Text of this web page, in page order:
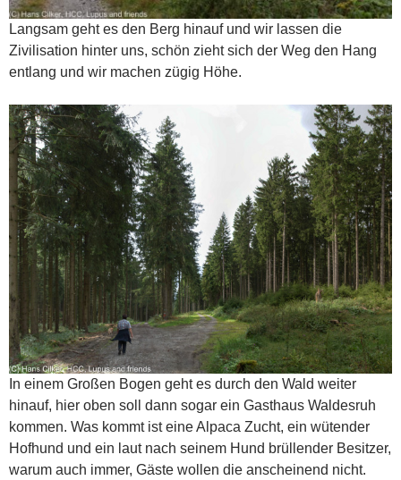
Langsam geht es den Berg hinauf und wir lassen die
Zivilisation hinter uns, schön zieht sich der Weg den Hang
entlang und wir machen zügig Höhe.
In einem Großen Bogen geht es durch den Wald weiter
hinauf, hier oben soll dann sogar ein Gasthaus Waldesruh
kommen. Was kommt ist eine Alpaca Zucht, ein wütender
Hofhund und ein laut nach seinem Hund brüllender Besitzer,
warum auch immer, Gäste wollen die anscheinend nicht.